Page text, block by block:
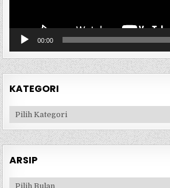
00:00
KATEGORI
Kategori
ARSIP
Arsip